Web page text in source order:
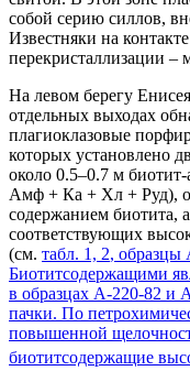
собой серию силлов,
Известняки на
перекристаллизации –
На левом берегу
отдельных выходах
плагиоклазовые
которых установлено
около 0.5–0.7 м
Амф + Ка + Хл + Руд),
содержанием биотита,
соответствующих
(см. табл. 1, 2, образцы
Биотитсодержащими
в образцах А-220-82 и
пачки. По
повышенной
биотитсодержащие